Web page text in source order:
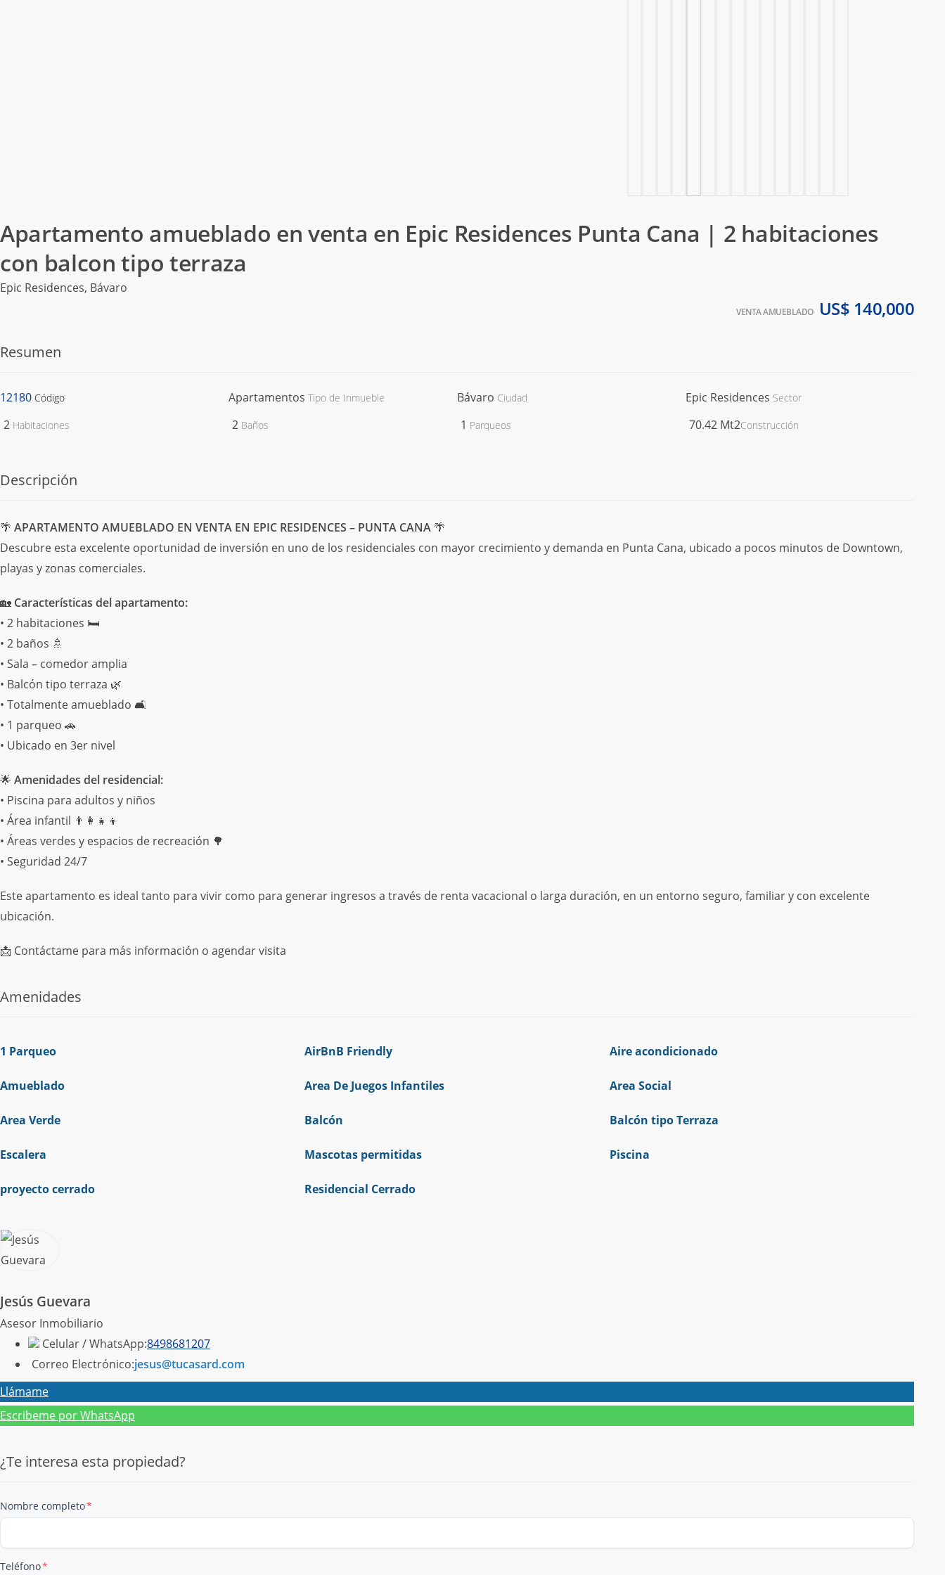
Apartamento amueblado en venta en Epic Residences Punta Cana | 2 habitaciones
con balcon tipo terraza
Epic Residences, Bávaro
VENTA AMUEBLADO US$ 140,000
Resumen
12180 Código Apartamentos Tipo de Inmueble Bávaro Ciudad Epic Residences Sector
2 Habitaciones 2 Baños 1 Parqueos 70.42 Mt2Construcción
Descripción
🌴 APARTAMENTO AMUEBLADO EN VENTA EN EPIC RESIDENCES – PUNTA CANA 🌴
Descubre esta excelente oportunidad de inversión en uno de los residenciales con mayor crecimiento y demanda en Punta Cana, ubicado a pocos minutos de Downtown,
playas y zonas comerciales.
🏡 Características del apartamento:
• 2 habitaciones 🛏️
• 2 baños 🚿
• Sala – comedor amplia
• Balcón tipo terraza 🌿
• Totalmente amueblado 🛋️
• 1 parqueo 🚗
• Ubicado en 3er nivel
🌟 Amenidades del residencial:
• Piscina para adultos y niños
• Área infantil 👨‍👩‍👧‍👦
• Áreas verdes y espacios de recreación 🌳
• Seguridad 24/7
Este apartamento es ideal tanto para vivir como para generar ingresos a través de renta vacacional o larga duración, en un entorno seguro, familiar y con excelente
ubicación.
📩 Contáctame para más información o agendar visita
Amenidades
1 Parqueo AirBnB Friendly Aire acondicionado
Amueblado Area De Juegos Infantiles Area Social
Area Verde Balcón Balcón tipo Terraza
Escalera Mascotas permitidas Piscina
proyecto cerrado Residencial Cerrado
Jesús Guevara
Asesor Inmobiliario
Celular / WhatsApp:8498681207
Correo Electrónico:jesus@tucasard.com
Llámame
Escribeme por WhatsApp
¿Te interesa esta propiedad?
Nombre completo*
Teléfono*